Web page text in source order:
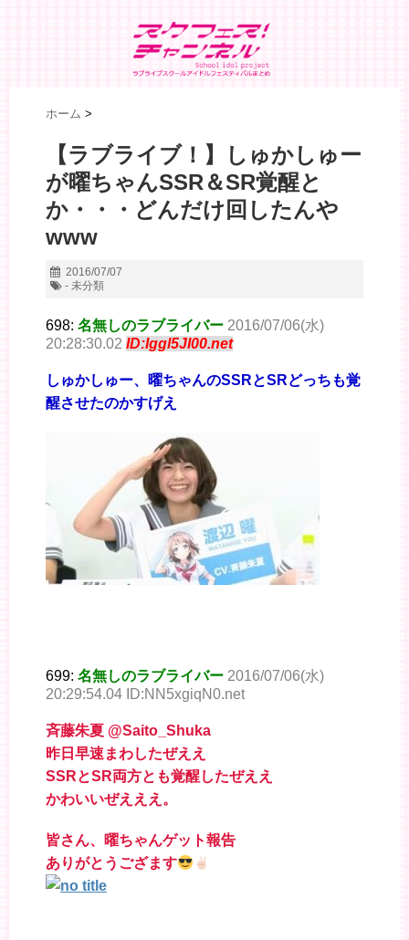
ホーム >
【ラブライブ！】しゅかしゅー
が曜ちゃんSSR＆SR覚醒と
か・・・どんだけ回したんや
www
2016/07/07
- 未分類
698: 名無しのラブライバー 2016/07/06(水)
20:28:30.02 ID:Iggl5JI00.net
しゅかしゅー、曜ちゃんのSSRとSRどっちも覚
醒させたのかすげえ
699: 名無しのラブライバー 2016/07/06(水)
20:29:54.04 ID:NN5xgiqN0.net
斉藤朱夏 @Saito_Shuka
昨日早速まわしたぜええ
SSRとSR両方とも覚醒したぜええ
かわいいぜえええ。
皆さん、曜ちゃんゲット報告
ありがとうござます